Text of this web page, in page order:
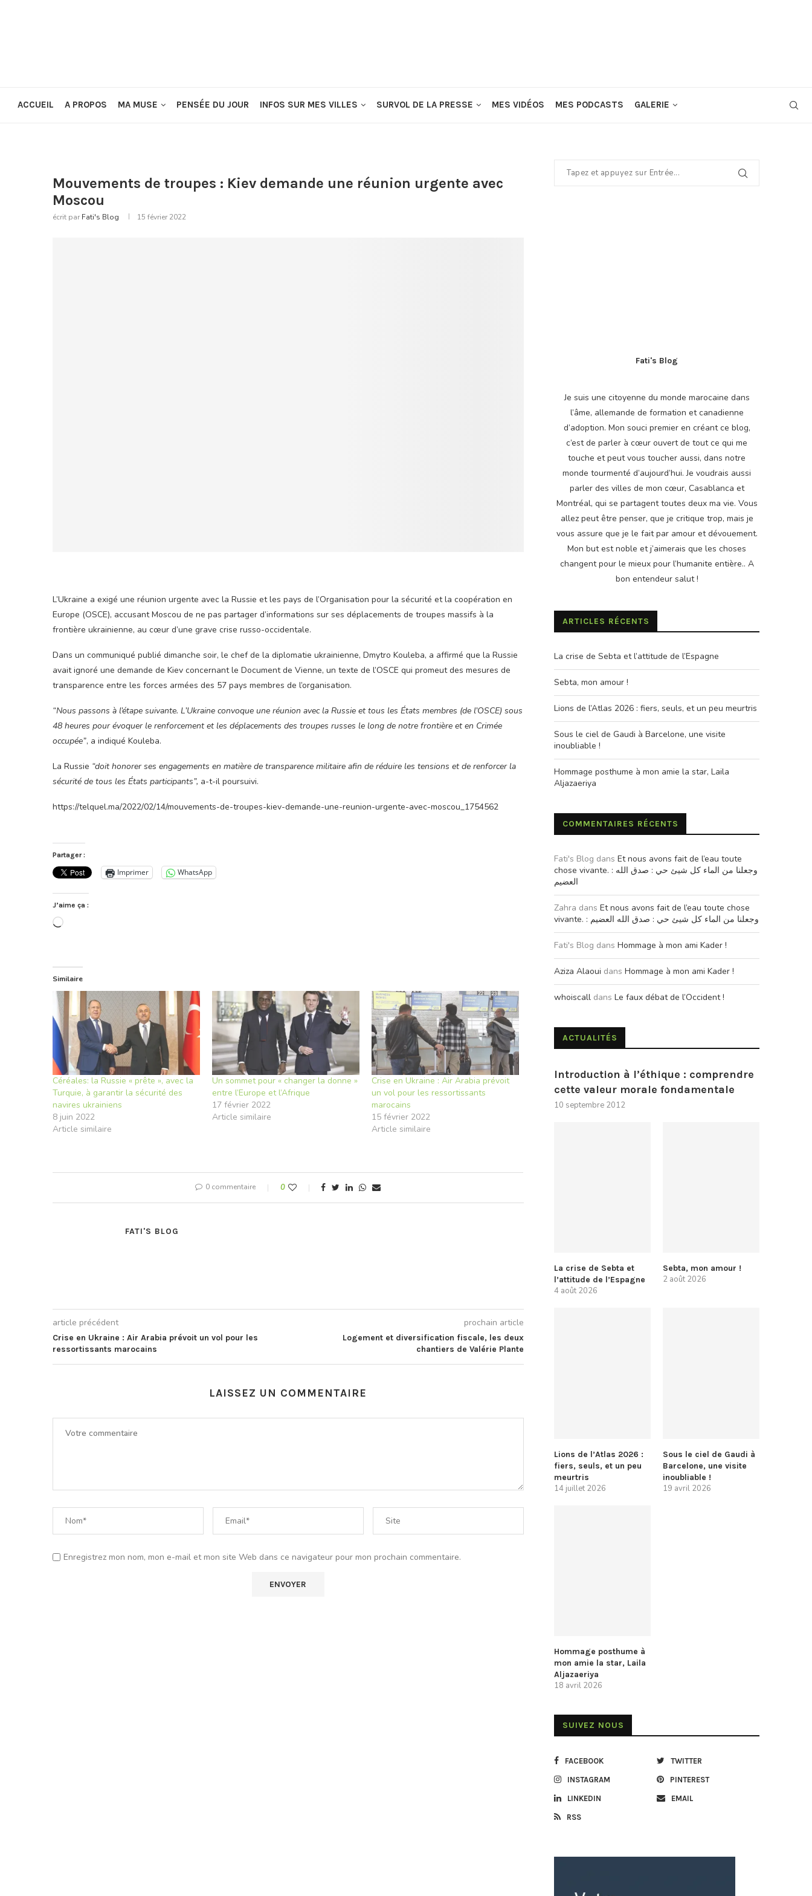
ACCUEIL A PROPOS MA MUSE PENSÉE DU JOUR INFOS SUR MES VILLES SURVOL DE LA PRESSE MES VIDÉOS MES PODCASTS GALERIE
Mouvements de troupes : Kiev demande une réunion urgente avec
Moscou
écrit par Fati's Blog 15 février 2022
L’Ukraine a exigé une réunion urgente avec la Russie et les pays de l’Organisation pour la sécurité et la coopération en
Europe (OSCE), accusant Moscou de ne pas partager d’informations sur ses déplacements de troupes massifs à la
frontière ukrainienne, au cœur d’une grave crise russo-occidentale.
Dans un communiqué publié dimanche soir, le chef de la diplomatie ukrainienne, Dmytro Kouleba, a affirmé que la Russie
avait ignoré une demande de Kiev concernant le Document de Vienne, un texte de l’OSCE qui promeut des mesures de
transparence entre les forces armées des 57 pays membres de l’organisation.
“Nous passons à l’étape suivante. L’Ukraine convoque une réunion avec la Russie et tous les États membres (de l’OSCE) sous
48 heures pour évoquer le renforcement et les déplacements des troupes russes le long de notre frontière et en Crimée
occupée”, a indiqué Kouleba.
La Russie “doit honorer ses engagements en matière de transparence militaire afin de réduire les tensions et de renforcer la
sécurité de tous les États participants”, a-t-il poursuivi.
https://telquel.ma/2022/02/14/mouvements-de-troupes-kiev-demande-une-reunion-urgente-avec-moscou_1754562
Partager :
Imprimer WhatsApp
J’aime ça :
Chargement…
Similaire
Céréales: la Russie « prête », avec la
Turquie, à garantir la sécurité des
navires ukrainiens
8 juin 2022
Article similaire
Un sommet pour « changer la donne »
entre l’Europe et l’Afrique
17 février 2022
Article similaire
Crise en Ukraine : Air Arabia prévoit
un vol pour les ressortissants
marocains
15 février 2022
Article similaire
0 commentaire 0
FATI'S BLOG
article précédent
Crise en Ukraine : Air Arabia prévoit un vol pour les
ressortissants marocains
prochain article
Logement et diversification fiscale, les deux
chantiers de Valérie Plante
LAISSEZ UN COMMENTAIRE
Enregistrez mon nom, mon e-mail et mon site Web dans ce navigateur pour mon prochain commentaire.
Fati's Blog
Je suis une citoyenne du monde marocaine dans
l’âme, allemande de formation et canadienne
d’adoption. Mon souci premier en créant ce blog,
c’est de parler à cœur ouvert de tout ce qui me
touche et peut vous toucher aussi, dans notre
monde tourmenté d’aujourd’hui. Je voudrais aussi
parler des villes de mon cœur, Casablanca et
Montréal, qui se partagent toutes deux ma vie. Vous
allez peut être penser, que je critique trop, mais je
vous assure que je le fait par amour et dévouement.
Mon but est noble et j’aimerais que les choses
changent pour le mieux pour l’humanite entière.. A
bon entendeur salut !
ARTICLES RÉCENTS
La crise de Sebta et l’attitude de l’Espagne
Sebta, mon amour !
Lions de l’Atlas 2026 : fiers, seuls, et un peu meurtris
Sous le ciel de Gaudi à Barcelone, une visite
inoubliable !
Hommage posthume à mon amie la star, Laila
Aljazaeriya
COMMENTAIRES RÉCENTS
Fati's Blog dans Et nous avons fait de l’eau toute
chose vivante. : وجعلنا من الماء كل شيئ حي : صدق الله
العضيم
Zahra dans Et nous avons fait de l’eau toute chose
vivante. : وجعلنا من الماء كل شيئ حي : صدق الله العضيم
Fati's Blog dans Hommage à mon ami Kader !
Aziza Alaoui dans Hommage à mon ami Kader !
whoiscall dans Le faux débat de l’Occident !
ACTUALITÉS
Introduction à l’éthique : comprendre
cette valeur morale fondamentale
10 septembre 2012
La crise de Sebta et
l’attitude de l’Espagne
4 août 2026
Sebta, mon amour !
2 août 2026
Lions de l’Atlas 2026 :
fiers, seuls, et un peu
meurtris
14 juillet 2026
Sous le ciel de Gaudi à
Barcelone, une visite
inoubliable !
19 avril 2026
Hommage posthume à
mon amie la star, Laila
Aljazaeriya
18 avril 2026
SUIVEZ NOUS
FACEBOOK TWITTER
INSTAGRAM PINTEREST
LINKEDIN EMAIL
RSS